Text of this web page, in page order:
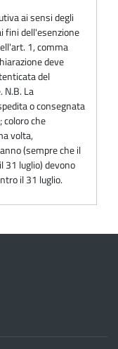
ai sensi degli
fini dell'esenzione
1, comma
deve
del
La
o consegnata
che
volta,
(sempre che il
31 luglio) devono
il 31 luglio.